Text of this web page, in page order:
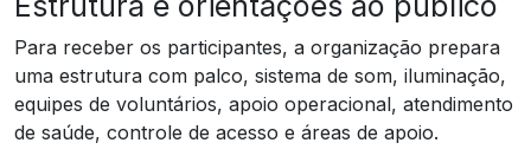
Para receber os participantes, a organização prepara
uma estrutura com palco, sistema de som, iluminação,
equipes de voluntários, apoio operacional, atendimento
de saúde, controle de acesso e áreas de apoio.